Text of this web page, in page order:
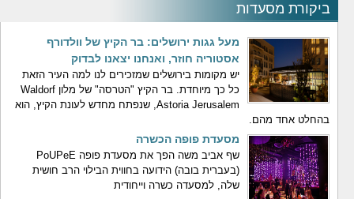
ביקורת מסעדות
מעל גגות ירושלים: בר הקיץ של וולדורף
אסטוריה חוזר, ואנחנו יצאנו לבדוק
יש מקומות בירושלים שמזכירים לנו למה העיר הזאת
כל כך מיוחדת. בר הקיץ "הטרסה" של מלון Waldorf
Astoria Jerusalem, שנפתח מחדש לעונת הקיץ, הוא
בהחלט אחד מהם.
מסעדת פופה הכשרה
שף אביב משה הפך את מסעדת פופה PoUPeE
(בעברית בובה) הידועה בחווית הבילוי הרב חושית
שלה, למסעדה כשרה וייחודית